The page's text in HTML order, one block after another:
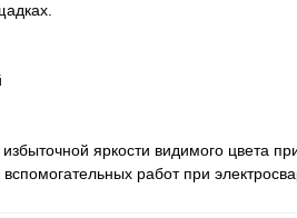
яркости видимого цвета
работ при